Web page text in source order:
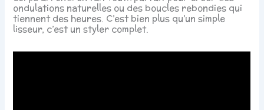
ondulations naturelles ou des boucles rebondies qui
tiennent des heures. C’est bien plus qu’un simple
lisseur, c’est un styler complet.